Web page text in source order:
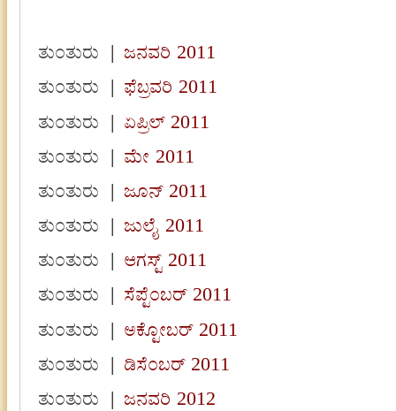
ತುಂತುರು |ಜನವರಿ 2011
ತುಂತುರು
|ಫೆಬ್ರವರಿ 2011
ತುಂತುರು
|ಏಪ್ರಿಲ್ 2011
ತುಂತುರು
|ಮೇ 2011
ತುಂತುರು
|ಜೂನ್ 2011
ತುಂತುರು
|ಜುಲೈ 2011
ತುಂತುರು
|ಆಗಸ್ಟ್ 2011
ತುಂತುರು
|ಸೆಪ್ಟೆಂಬರ್ 2011
ತುಂತುರು
|ಅಕ್ಟೋಬರ್ 2011
ತುಂತುರು
|ಡಿಸೆಂಬರ್ 2011
ತುಂತುರು
|ಜನವರಿ 2012